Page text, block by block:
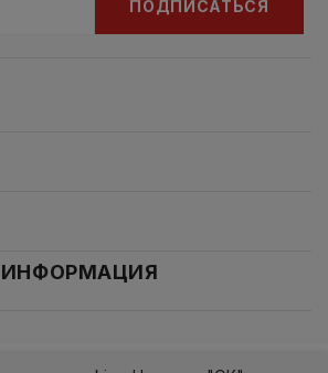
ПОДПИСАТЬСЯ
ИНФОРМАЦИЯ